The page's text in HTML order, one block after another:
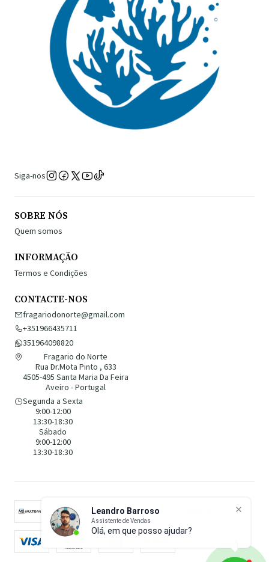
Leandro Barroso
Assistente de Vendas
Olá, em que posso ajudar?
Siga-nos
SOBRE NÓS
Quem somos
INFORMAÇÃO
Termos e Condições
CONTACTE-NOS
fragariodonorte@gmail.com
+351966435711
351964098820
Fragario do Norte
Rua Dr.Mota Pinto , 633
4505-495 Santa Maria Da Feira
Aveiro - Portugal
Segunda a Sexta
9:00-12:00
13:30-18:30
Sábado
9:00-12:00
13:30-18:30